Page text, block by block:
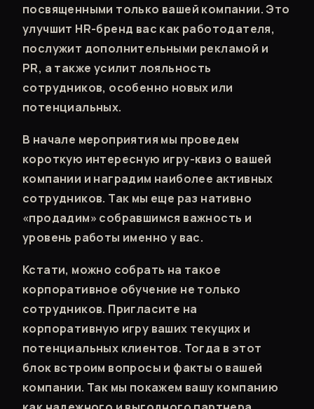
посвященными только вашей компании. Это
улучшит HR-бренд вас как работодателя,
послужит дополнительными рекламой и
PR, а также усилит лояльность
сотрудников, особенно новых или
потенциальных.
В начале мероприятия мы проведем
короткую интересную игру-квиз о вашей
компании и наградим наиболее активных
сотрудников. Так мы еще раз нативно
«продадим» собравшимся важность и
уровень работы именно у вас.
Кстати, можно собрать на такое
корпоративное обучение не только
сотрудников. Пригласите на
корпоративную игру ваших текущих и
потенциальных клиентов. Тогда в этот
блок встроим вопросы и факты о вашей
компании. Так мы покажем вашу компанию